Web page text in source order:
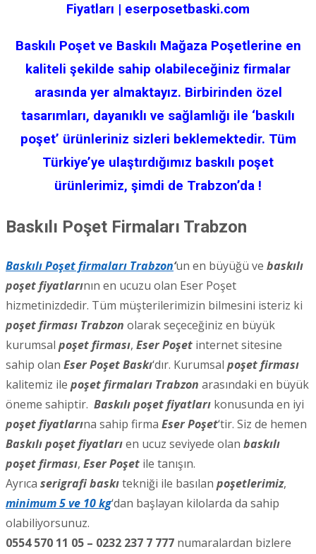
Fiyatları | eserposetbaski.com
Baskılı Poşet ve Baskılı Mağaza Poşetlerine en
kaliteli şekilde sahip olabileceğiniz firmalar
arasında yer almaktayız. Birbirinden özel
tasarımları, dayanıklı ve sağlamlığı ile ‘baskılı
poşet’ ürünleriniz sizleri beklemektedir. Tüm
Türkiye’ye ulaştırdığımız baskılı poşet
ürünlerimiz, şimdi de Trabzon’da !
Baskılı Poşet Firmaları Trabzon
Baskılı Poşet firmaları Trabzon‘un en büyüğü ve baskılı
poşet fiyatlarının en ucuzu olan Eser Poşet
hizmetinizdedir. Tüm müşterilerimizin bilmesini isteriz ki
poşet firması Trabzon olarak seçeceğiniz en büyük
kurumsal poşet firması, Eser Poşet internet sitesine
sahip olan Eser Poşet Baskı‘dır. Kurumsal poşet firması
kalitemiz ile poşet firmaları Trabzon arasındaki en büyük
öneme sahiptir. Baskılı poşet fiyatları konusunda en iyi
poşet fiyatlarına sahip firma Eser Poşet‘tir. Siz de hemen
Baskılı poşet fiyatlarıen ucuz seviyede olan baskılı
poşet firması, Eser Poşet ile tanışın.
Ayrıca serigrafi baskıtekniği ile basılan poşetlerimiz,
minimum 5 ve 10 kg‘dan başlayan kilolarda da sahip
olabiliyorsunuz.
0554 570 11 05 – 0232 237 7 777 numaralardan bizlere